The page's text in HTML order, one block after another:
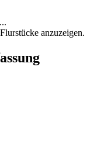
anzuzeigen.